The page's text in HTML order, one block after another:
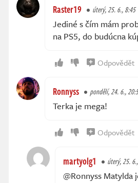
Raster19 úterý, 25. 6., 8:45
Jediné s čím mám
na PS5, do budúcna
Odpovědět
Ronnyss pondělí, 24. 6.,
Terka je mega!
Odpovědět
martyolg1 úterý, 25.
@Ronnyss Matylda